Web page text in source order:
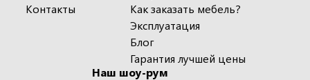
Контакты
Как заказать мебель?
Эксплуатация
Блог
Гарантия лучшей цены
Наш шоу-рум